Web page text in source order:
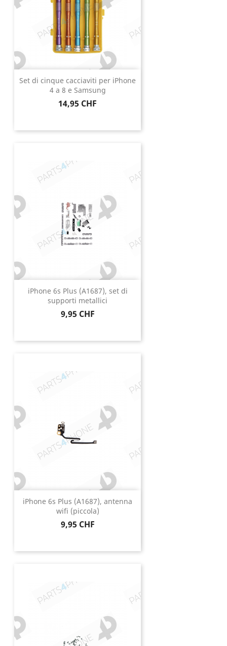
Set di cinque cacciaviti per iPhone
4 a 8 e Samsung
Prezzo
14,95 CHF
iPhone 6s Plus (A1687), set di
supporti metallici
Prezzo
9,95 CHF
iPhone 6s Plus (A1687), antenna
wifi (piccola)
Prezzo
9,95 CHF